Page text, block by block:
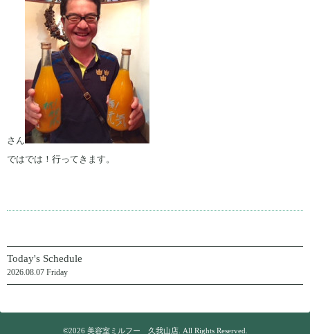
さん
ではでは！行ってきます。
Today's Schedule
2026.08.07 Friday
©2026 美容室ミルフー 久我山店. All Rights Reserved.